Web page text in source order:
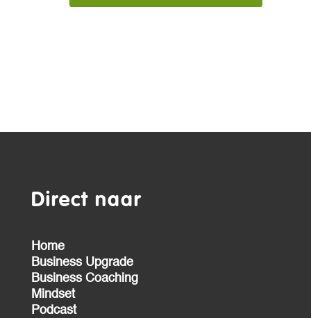
Direct naar
Home
Business Upgrade
Business Coaching
Mindset
Podcast